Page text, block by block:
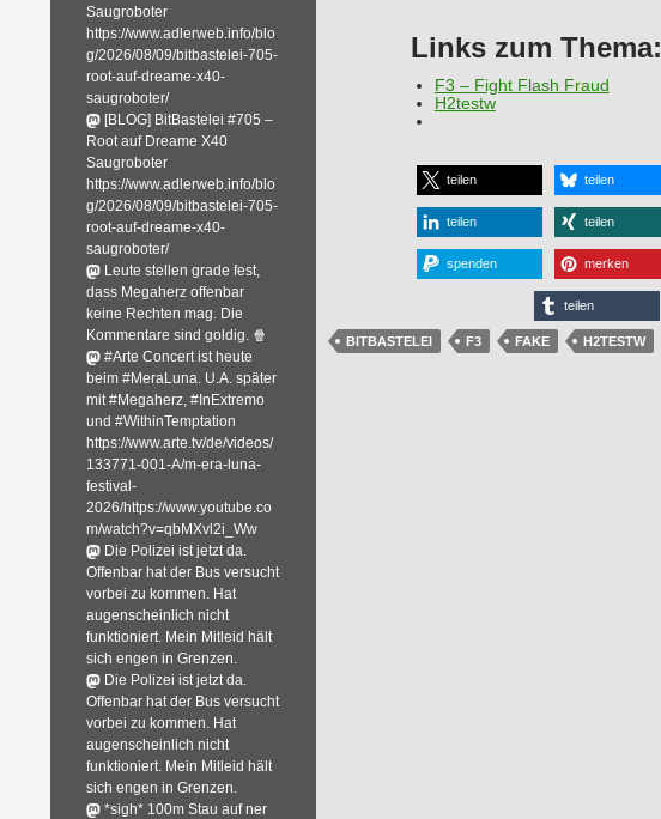
Links zum Thema:
F3 – Fight Flash Fraud
H2testw
teilen teilen
teilen teilen
spenden merken
teilen
BITBASTELEI F3 FAKE H2TESTW
Saugroboter
https://www.adlerweb.info/blo
g/2026/08/09/bitbastelei-705-
root-auf-dreame-x40-
saugroboter/
[BLOG] BitBastelei #705 –
Root auf Dreame X40
Saugroboter
https://www.adlerweb.info/blo
g/2026/08/09/bitbastelei-705-
root-auf-dreame-x40-
saugroboter/
Leute stellen grade fest,
dass Megaherz offenbar
keine Rechten mag. Die
Kommentare sind goldig. 🍿
#Arte Concert ist heute
beim #MeraLuna. U.A. später
mit #Megaherz, #InExtremo
und #WithinTemptation
https://www.arte.tv/de/videos/
133771-001-A/m-era-luna-
festival-
2026/https://www.youtube.co
m/watch?v=qbMXvl2i_Ww
Die Polizei ist jetzt da.
Offenbar hat der Bus versucht
vorbei zu kommen. Hat
augenscheinlich nicht
funktioniert. Mein Mitleid hält
sich engen in Grenzen.
Die Polizei ist jetzt da.
Offenbar hat der Bus versucht
vorbei zu kommen. Hat
augenscheinlich nicht
funktioniert. Mein Mitleid hält
sich engen in Grenzen.
*sigh* 100m Stau auf ner